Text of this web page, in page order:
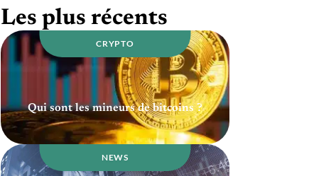
Les plus récents
CRYPTO
Qui sont les mineurs de bitcoins ?
NEWS